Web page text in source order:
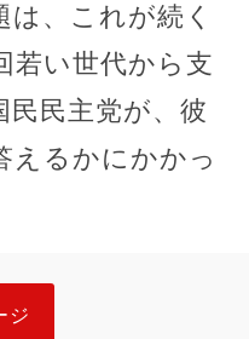
、これが続く
若い世代から支
民主党が、彼
えるかにかかっ
ジ